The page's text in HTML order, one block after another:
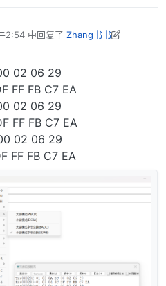
2:54 中回复了 Zhang书书
年5月12日 上午10:56
02 06 29
FF FB C7 EA
02 06 29
FF FB C7 EA
02 06 29
FF FB C7 EA